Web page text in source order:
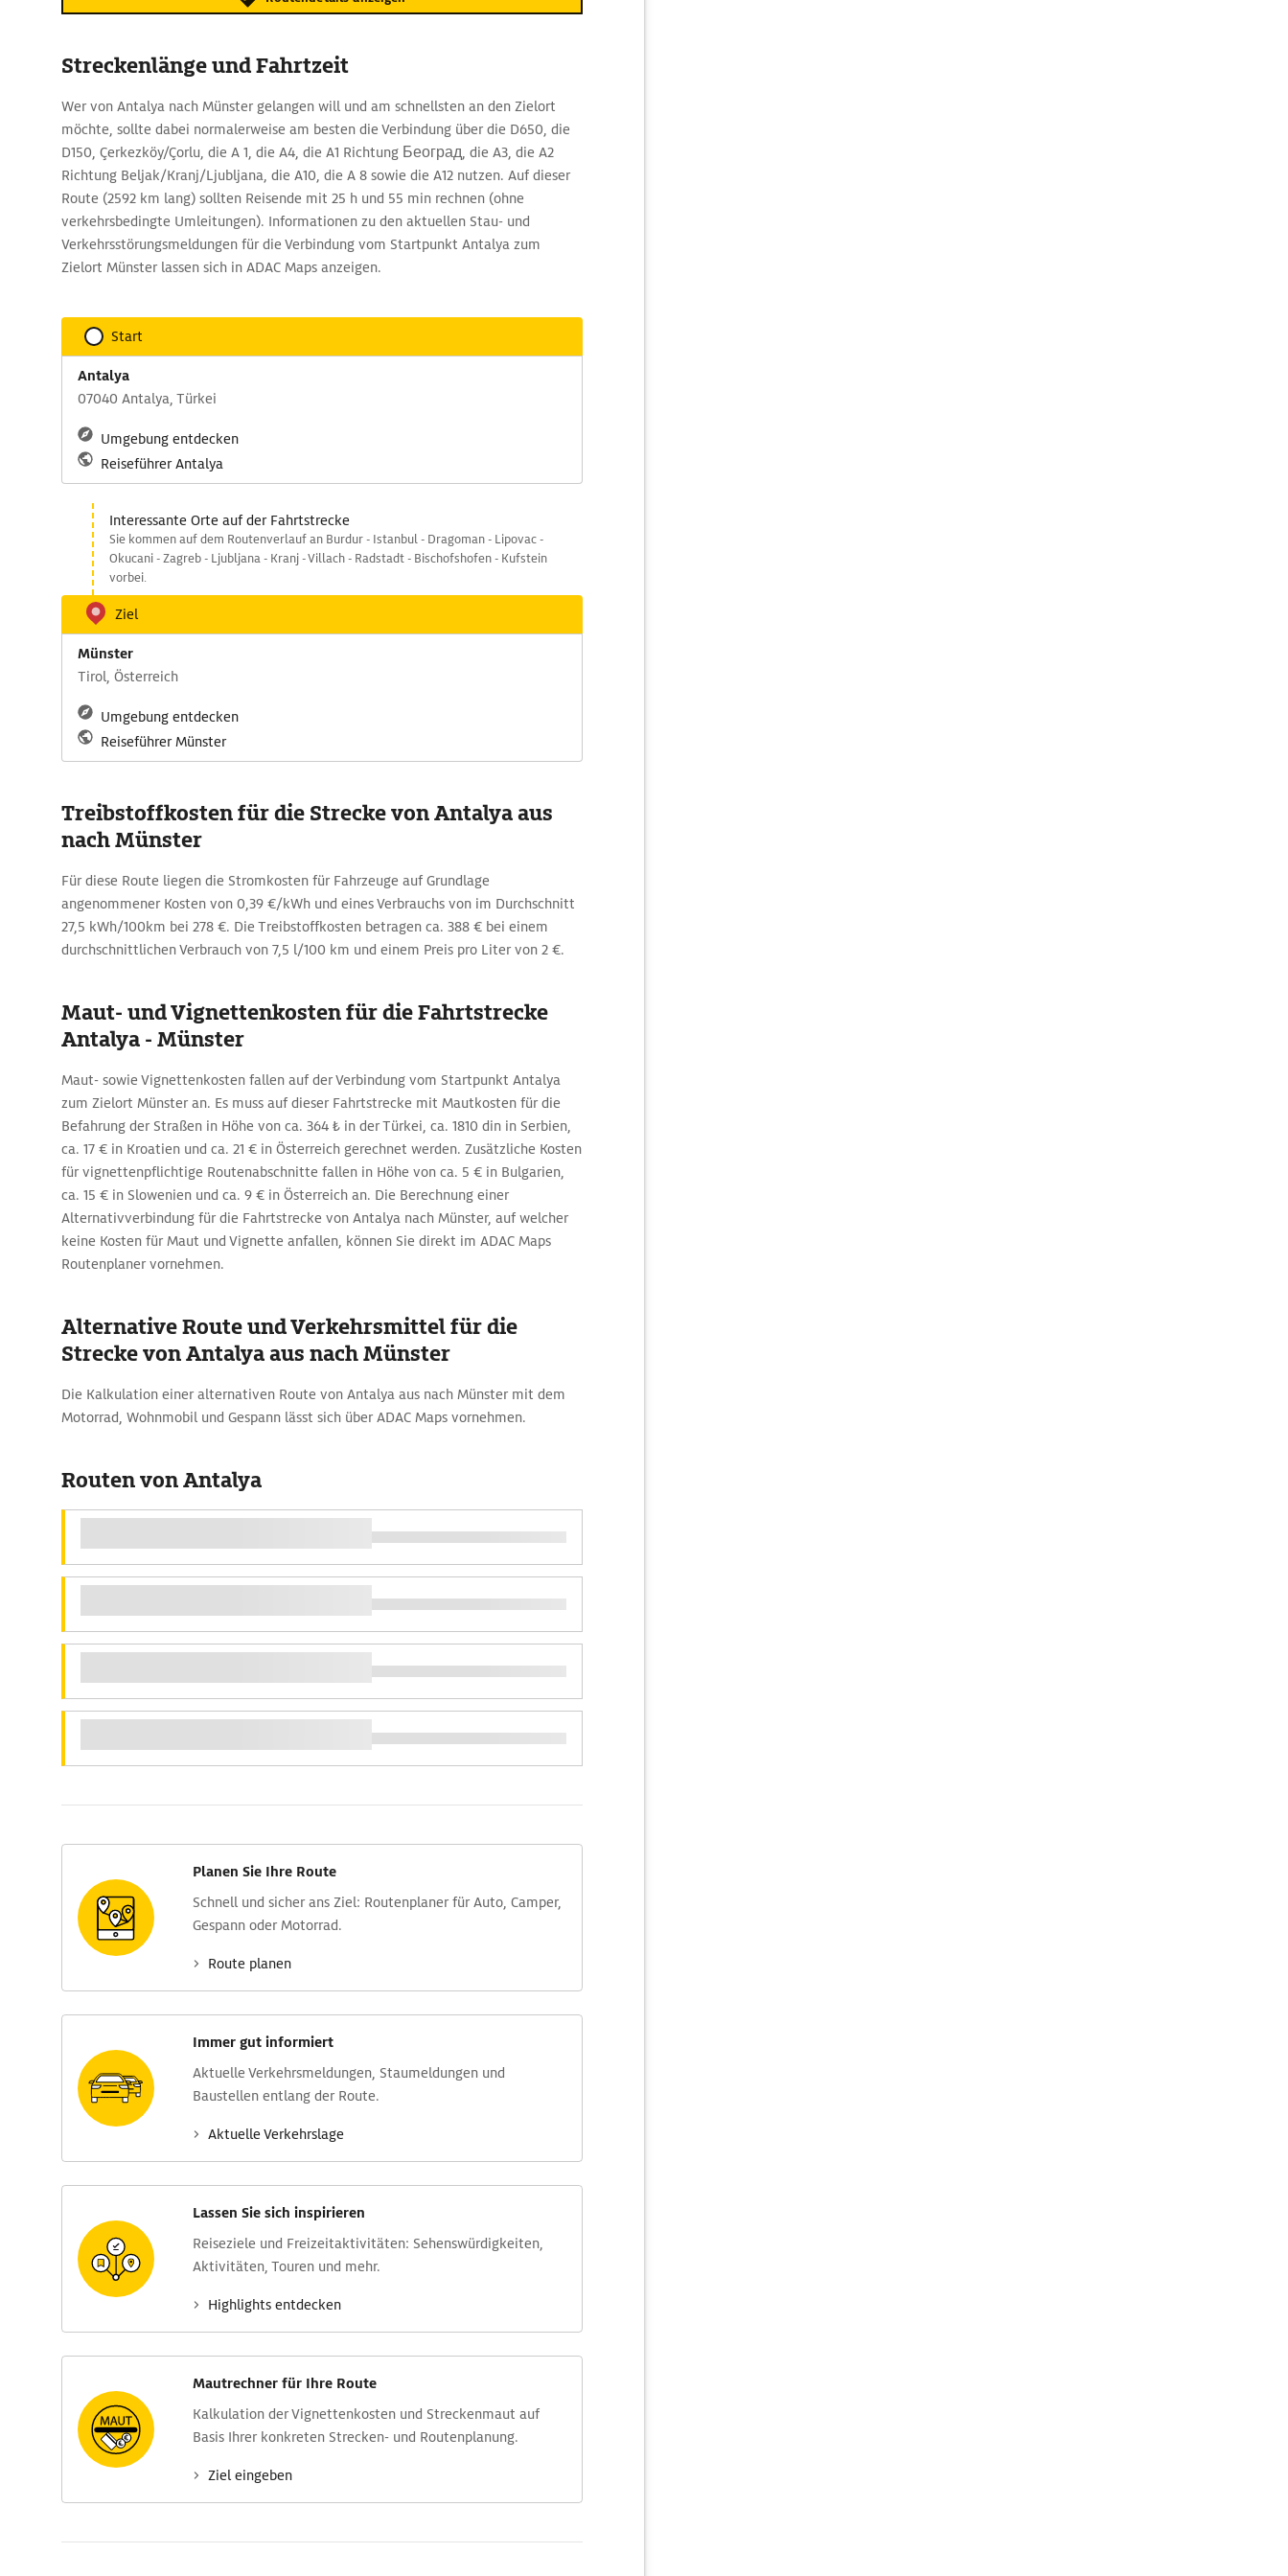
Streckenlänge und Fahrtzeit
Wer von Antalya nach Münster gelangen will und am schnellsten an den Zielort
möchte, sollte dabei normalerweise am besten die Verbindung über die D650, die
D150, Çerkezköy/Çorlu, die A 1, die A4, die A1 Richtung Београд, die A3, die A2
Richtung Beljak/Kranj/Ljubljana, die A10, die A 8 sowie die A12 nutzen. Auf dieser
Route (2592 km lang) sollten Reisende mit 25 h und 55 min rechnen (ohne
verkehrsbedingte Umleitungen). Informationen zu den aktuellen Stau- und
Verkehrsstörungsmeldungen für die Verbindung vom Startpunkt Antalya zum
Zielort Münster lassen sich in ADAC Maps anzeigen.
Start
Antalya
07040 Antalya, Türkei
Umgebung entdecken
Reiseführer Antalya
Interessante Orte auf der Fahrtstrecke
Sie kommen auf dem Routenverlauf an Burdur - Istanbul - Dragoman - Lipovac -
Okucani - Zagreb - Ljubljana - Kranj - Villach - Radstadt - Bischofshofen - Kufstein
vorbei.
Ziel
Münster
Tirol, Österreich
Umgebung entdecken
Reiseführer Münster
Treibstoffkosten für die Strecke von Antalya aus
nach Münster
Für diese Route liegen die Stromkosten für Fahrzeuge auf Grundlage
angenommener Kosten von 0,39 €/kWh und eines Verbrauchs von im Durchschnitt
27,5 kWh/100km bei 278 €. Die Treibstoffkosten betragen ca. 388 € bei einem
durchschnittlichen Verbrauch von 7,5 l/100 km und einem Preis pro Liter von 2 €.
Maut- und Vignettenkosten für die Fahrtstrecke
Antalya - Münster
Maut- sowie Vignettenkosten fallen auf der Verbindung vom Startpunkt Antalya
zum Zielort Münster an. Es muss auf dieser Fahrtstrecke mit Mautkosten für die
Befahrung der Straßen in Höhe von ca. 364 ₺ in der Türkei, ca. 1810 din in Serbien,
ca. 17 € in Kroatien und ca. 21 € in Österreich gerechnet werden. Zusätzliche Kosten
für vignettenpflichtige Routenabschnitte fallen in Höhe von ca. 5 € in Bulgarien,
ca. 15 € in Slowenien und ca. 9 € in Österreich an. Die Berechnung einer
Alternativverbindung für die Fahrtstrecke von Antalya nach Münster, auf welcher
keine Kosten für Maut und Vignette anfallen, können Sie direkt im ADAC Maps
Routenplaner vornehmen.
Alternative Route und Verkehrsmittel für die
Strecke von Antalya aus nach Münster
Die Kalkulation einer alternativen Route von Antalya aus nach Münster mit dem
Motorrad, Wohnmobil und Gespann lässt sich über ADAC Maps vornehmen.
Routen von Antalya
Planen Sie Ihre Route
Schnell und sicher ans Ziel: Routen­planer für Auto, Camper,
Gespann oder Motorrad.
Route planen
Immer gut informiert
Aktuelle Verkehrs­meldungen, Stau­meldungen und
Baustellen entlang der Route.
Aktuelle Verkehrs­lage
Lassen Sie sich inspirieren
Reise­ziele und Freizeit­aktivitäten: Sehens­würdig­keiten,
Aktivitäten, Touren und mehr.
Highlights entdecken
Mautrechner für Ihre Route
Kalkulation der Vignettenkosten und Streckenmaut auf
Basis Ihrer konkreten Strecken- und Routenplanung.
Ziel eingeben